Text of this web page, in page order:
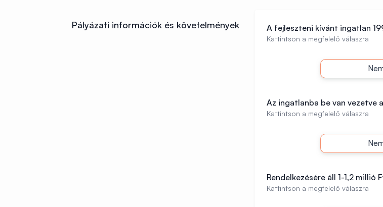
Pályázati információk és követelmények A fejleszteni kívánt ingatlan
Kattintson a megfelelő válaszra
Az ingatlanba be van vezetve
Kattintson a megfelelő válaszra
Rendelkezésére áll 1-1,2 millió
Kattintson a megfelelő válaszra